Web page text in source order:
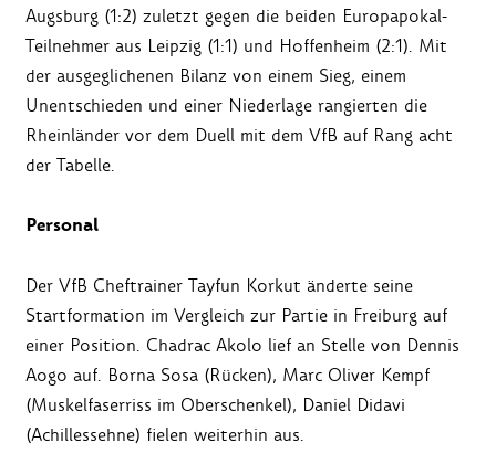
Augsburg (1:2) zuletzt gegen die beiden Europapokal-
Teilnehmer aus Leipzig (1:1) und Hoffenheim (2:1). Mit
der ausgeglichenen Bilanz von einem Sieg, einem
Unentschieden und einer Niederlage rangierten die
Rheinländer vor dem Duell mit dem VfB auf Rang acht
der Tabelle.
Personal
Der VfB Cheftrainer Tayfun Korkut änderte seine
Startformation im Vergleich zur Partie in Freiburg auf
einer Position. Chadrac Akolo lief an Stelle von Dennis
Aogo auf. Borna Sosa (Rücken), Marc Oliver Kempf
(Muskelfaserriss im Oberschenkel), Daniel Didavi
(Achillessehne) fielen weiterhin aus.